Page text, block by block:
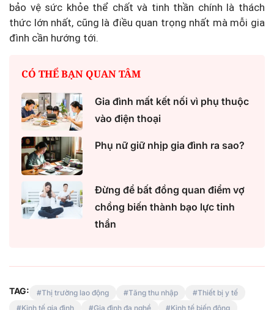
bảo vệ sức khỏe thể chất và tinh thần chính là thách
thức lớn nhất, cũng là điều quan trọng nhất mà mỗi gia
đình cần hướng tới.
CÓ THỂ BẠN QUAN TÂM
Gia đình mất kết nối vì phụ thuộc
vào điện thoại
Phụ nữ giữ nhịp gia đình ra sao?
Đừng để bất đồng quan điểm vợ
chồng biến thành bạo lực tinh
thần
TAG: Thị trường lao động Tăng thu nhập
Thiết bị y tế
Kinh tế gia đình
Gia đình đa nghề Kinh tế biến động